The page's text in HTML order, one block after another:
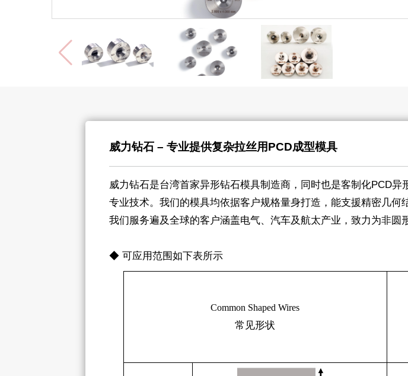
威力钻石 – 专业提供复杂拉丝用PCD成型模具
威力钻石是台湾首家异形钻石模具制造商，同时也是客制化PCD
专业技术。我们的模具均依据客户规格量身打造，能支援精密几何
我们服务遍及全球的客户涵盖电气、汽车及航太产业，致力为非圆
◆ 可应用范围如下表所示
Common Shaped Wires
常见形状